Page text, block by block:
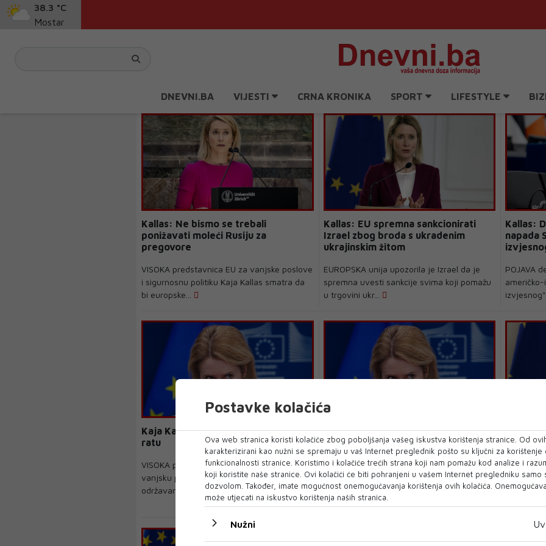
38.3 °C
Mostar
DNEVNI.BA VIJESTI CRNA KRONIKA SPORT LIFESTYLE
Kallas: Ne bismo se trebali
ponižavati moleći Rusiju za
pregovore
VISOKA predstavnica EU za vanjske poslove
i sigurnosnu politiku Kaja Kallas smatra da
bi europske...
Kallas: EU spremna sankcionirati
Izrael zbog broda s ukradenim
ukrajinskim žitom
EUROPSKA unija upozorila je Izrael da je
spremna uvesti sankcije svima koji pomažu
u trgovini ukr...
Kallas:
napada
POJAVA
Kaja Kallas: Rusija ne pobjeđuje u
ratu
VISOKA predstavnica Europske unije za
vanjsku politiku, Kaja Kallas, izjavila je da
održavanje iz...
Kallas: Bojim se da se pritisak
stavlja na Ukrajinu jer je tako
najlakše završiti rat
VISOKA predstavnica EU-a za vanjsku i
sigurnosnu politiku Kaja Kallas rekla je da
treba izvr&scar...
Kallas:
Srpskoj
napredak
Postavke kolačića
Ova web stranica koristi kolačiće zbog poboljšanja vašeg iskustva korištenja stranice. Od
karakterizirani kao nužni se spremaju u vaš Internet preglednik pošto su ključni za korištenje
funkcionalnosti stranice. Koristimo i kolačiće trećih strana koji nam pomažu kod analize i
koji koristite naše stranice. Ovi kolačići će biti pohranjeni u vašem Internet pregledniku samo
dozvolom. Također, imate mogućnost onemogućavanja korištenja ovih kolačića.
može utjecati na iskustvo korištenja naših stranica.
Nužni